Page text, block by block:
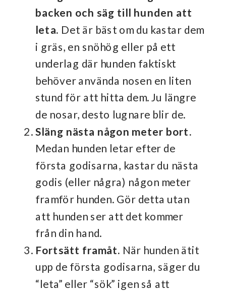
backen och säg till hunden att
leta. Det är bäst om du kastar dem
i gräs, en snöhög eller på ett
underlag där hunden faktiskt
behöver använda nosen en liten
stund för att hitta dem. Ju längre
de nosar, desto lugnare blir de.
Släng nästa någon meter bort.
Medan hunden letar efter de
första godisarna, kastar du nästa
godis (eller några) någon meter
framför hunden. Gör detta utan
att hunden ser att det kommer
från din hand.
Fortsätt framåt. När hunden ätit
upp de första godisarna, säger du
“leta” eller “sök” igen så att